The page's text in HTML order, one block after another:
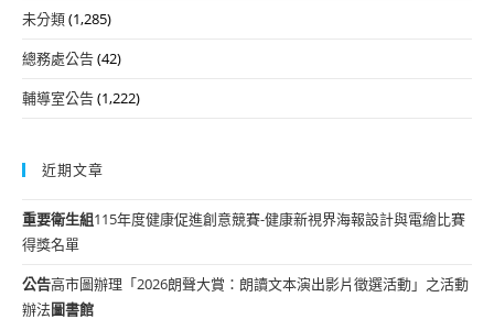
未分類(1,285)
總務處公告(42)
輔導室公告(1,222)
近期文章
重要衛生組115年度健康促進創意競賽-健康新視界海報設計與電繪比賽
得獎名單
公告高市圖辦理「2026朗聲大賞：朗讀文本演出影片徵選活動」之活動
辦法圖書館